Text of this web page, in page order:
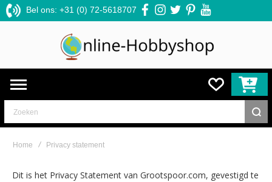
Bel ons: +31 (0) 72-5618707 facebook
instagram
twitterpinterest
youtube
Zoeken
Home Privacy statement
Dit is het Privacy Statement van Grootspoor.com, gevestigd te